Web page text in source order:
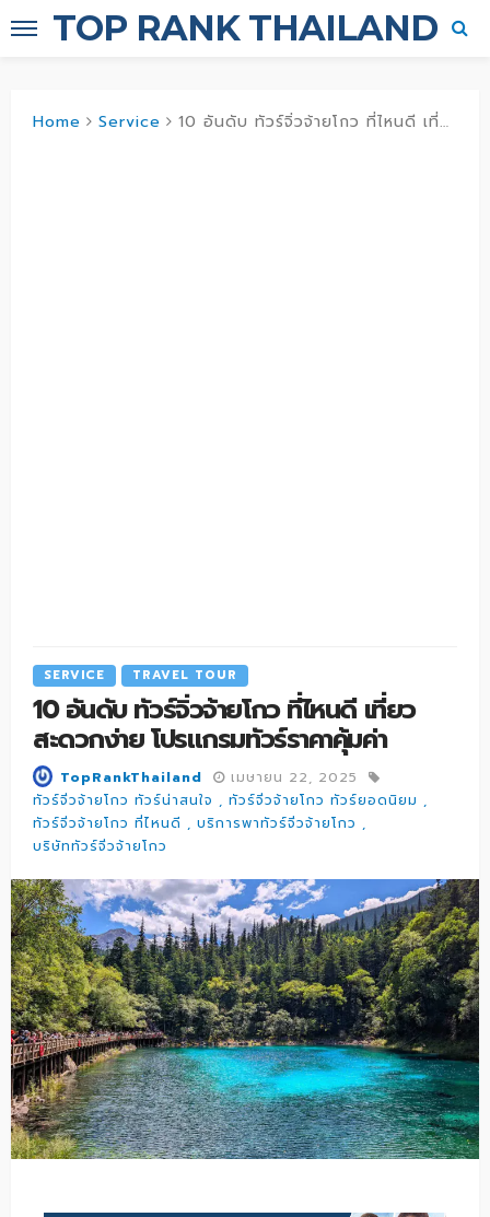
TOP RANK THAILAND
Home Service 10 อันดับ ทัวร์จิ่วจ้ายโกว ที่ไหนดี เที่ยวสะดวกง่าย โปรแกรมทัวร์ราคาคุ้มค่า
SERVICE TRAVEL TOUR
10 อันดับ ทัวร์จิ่วจ้ายโกว ที่ไหนดี เที่ยว
สะดวกง่าย โปรแกรมทัวร์ราคาคุ้มค่า
TopRankThailand
เมษายน 22, 2025
ทัวร์จิ่วจ้ายโกว ทัวร์น่าสนใจ
ทัวร์จิ่วจ้ายโกว ทัวร์ยอดนิยม
ทัวร์จิ่วจ้ายโกว ที่ไหนดี
บริการพาทัวร์จิ่วจ้ายโกว
บริษัททัวร์จิ่วจ้ายโกว